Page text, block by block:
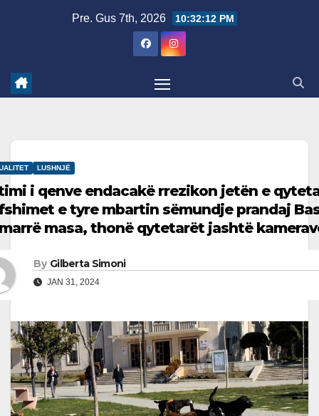
Pre. Gus 7th, 2026 10:32:13 PM
LUSHNJË
i qenve endacakë rrezikon jetën e
e tyre mbartin sëmundje prandaj
masa, thonë qytetarët jashtë
By Gilberta Simoni
JAN 31, 2024